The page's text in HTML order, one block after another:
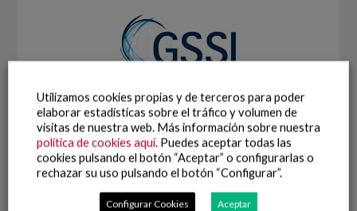
Tipo I – Certificados de auditoría de tercera parte de
referenciales privados de sostenibilidad pesquera o acuícola
ecolabels) que cumplan con los principios de pesca responsable
de la FAO reconocidos por laGlobal Sustainable Seafood
(GSSI).
Utilizamos cookies propias y de terceros para poder
elaborar estadísticas sobre el tráfico y volumen de
visitas de nuestra web. Más información sobre nuestra
política de cookies aquí. Puedes aceptar todas las
cookies pulsando el botón “Aceptar” o configurarlas o
rechazar su uso pulsando el botón “Configurar”.
Configurar Cookies Aceptar